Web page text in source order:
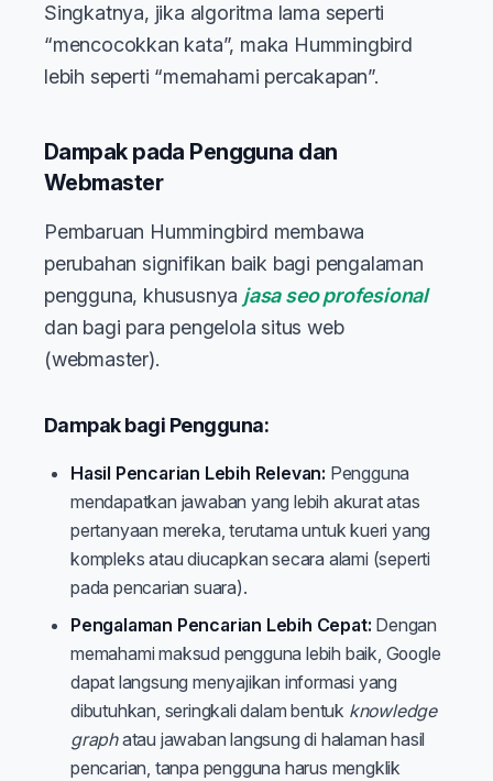
Singkatnya, jika algoritma lama seperti
“mencocokkan kata”, maka Hummingbird
lebih seperti “memahami percakapan”.
Dampak pada Pengguna dan
Webmaster
Pembaruan Hummingbird membawa
perubahan signifikan baik bagi pengalaman
pengguna, khususnya jasa seo profesional
dan bagi para pengelola situs web
(webmaster).
Dampak bagi Pengguna:
Hasil Pencarian Lebih Relevan: Pengguna
mendapatkan jawaban yang lebih akurat atas
pertanyaan mereka, terutama untuk kueri yang
kompleks atau diucapkan secara alami (seperti
pada pencarian suara).
Pengalaman Pencarian Lebih Cepat: Dengan
memahami maksud pengguna lebih baik, Google
dapat langsung menyajikan informasi yang
dibutuhkan, seringkali dalam bentuk knowledge
graphatau jawaban langsung di halaman hasil
pencarian, tanpa pengguna harus mengklik